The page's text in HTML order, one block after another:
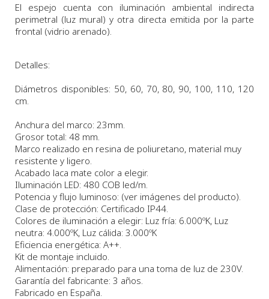
El espejo cuenta con iluminación ambiental indirecta
perimetral (luz mural) y otra directa emitida por la parte
frontal (vidrio arenado).
Detalles:
Diámetros disponibles: 50, 60, 70, 80, 90, 100, 110, 120
cm.
Anchura del marco: 23mm.
Grosor total: 48 mm.
Marco realizado en resina de poliuretano, material muy
resistente y ligero.
Acabado laca mate color a elegir.
Iluminación LED: 480 COB led/m.
Potencia y flujo luminoso: (ver imágenes del producto).
Clase de protección: Certificado IP44.
Colores de iluminación a elegir: Luz fría: 6.000ºK, Luz
neutra: 4.000ºK, Luz cálida: 3.000ºK
Eficiencia energética: A++.
Kit de montaje incluido.
Alimentación: preparado para una toma de luz de 230V.
Garantía del fabricante: 3 años.
Fabricado en España.